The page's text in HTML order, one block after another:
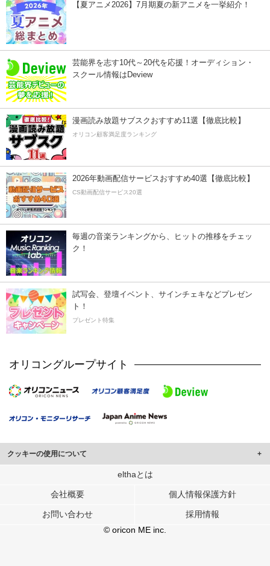
【夏アニメ2026】7月期夏の新アニメを一挙紹介！
芸能界を志す10代～20代を応援！オーディション・
スクール情報はDeview
漫画読み放題サブスクおすすめ11選【徹底比較】
オリコン顧客満足度ランキング
2026年動画配信サービスおすすめ40選【徹底比較】
CS動画配信サービス20選
毎週の音楽ランキングから、ヒットの推移をチェッ
ク！
試写会、登壇イベント、サインチェキなどプレゼン
ト！
プレゼント特集
オリコングループサイト
クッキーの使用について
このサイトでは Cookie を使用して、ユーザーに合わせたコンテンツや広告の
行っています。
メディアや広告配信、データ解析の各パートナーに提供しています。
各パートナーは、この情報とユーザーが各パートナーに提供した他の情報や、
ユーザーが各パートナーのサービスを使用したときに収集した他の情報を組み
elthaとは
会社概要 個人情報保護方針
お問い合わせ
採用情報
© oricon ME inc.